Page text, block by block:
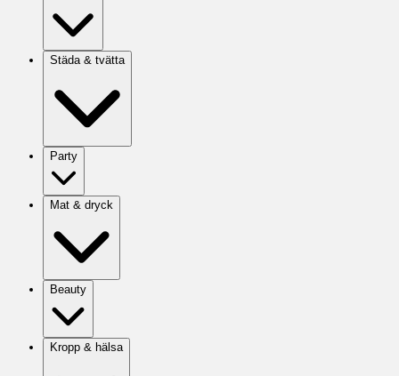
Städa & tvätta
Party
Mat & dryck
Beauty
Kropp & hälsa